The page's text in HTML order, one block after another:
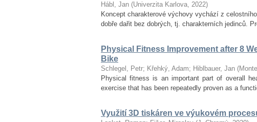
Hábl, Jan (Univerzita Karlova, 2022)
Koncept charakterové výchovy vychází z
dobře dařit bez dobrých, tj. charakterních jedinců.
Physical Fitness Improvement after 8
Bike
Schlegel, Petr; Křehký, Adam; Hiblbauer, Jan (
Physical fitness is an important part of overall
exercise that has been repeatedly proven as a
Využití 3D tiskáren ve výukovém